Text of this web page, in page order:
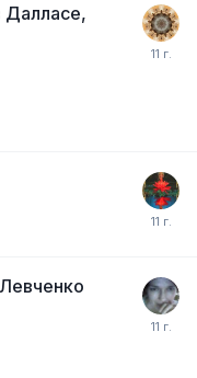
Далласе,